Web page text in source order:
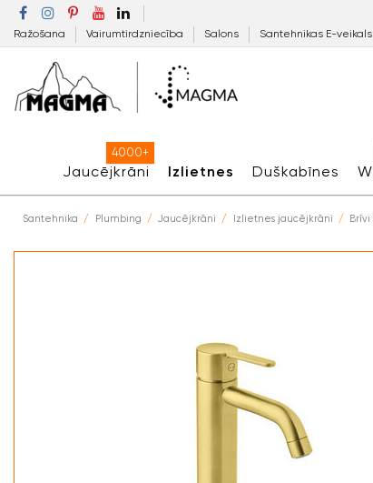
Ražošana Vairumtirdzniecība Salons Santehnikas E-veikals
Jaucējkrāni
4000+
Izlietnes Duškabīnes
Santehnika Plumbing Jaucējkrāni Izlietnes jaucējkrāni Brīvi